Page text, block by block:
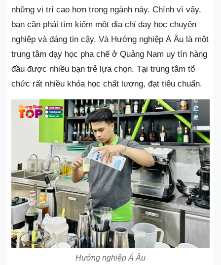
những vị trí cao hơn trong ngành này. Chính vì vậy,
bạn cần phải tìm kiếm một địa chỉ dạy học chuyên
nghiệp và đáng tin cậy. Và Hướng nghiệp Á Âu là một
trung tâm dạy học pha chế ở Quảng Nam uy tín hàng
đầu được nhiều bạn trẻ lựa chọn. Tại trung tâm tổ
chức rất nhiều khóa học chất lượng, đạt tiêu chuẩn.
Hướng nghiệp Á Âu